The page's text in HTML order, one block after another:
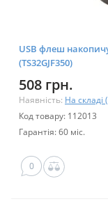
USB флеш
(TS32GJF350)
508 грн.
Наявність: На складі
Код товару: 112013
Гарантія: 60 міс.
0